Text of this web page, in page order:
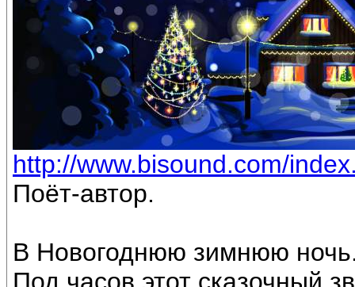
http://www.bisound.com/
Поёт-автор.
В Новогоднюю зимнюю